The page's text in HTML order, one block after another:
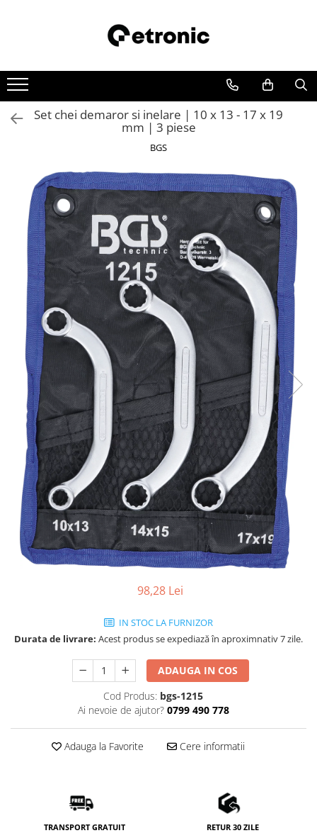
Set chei demaror si inelare | 10 x 13 - 17 x 19
mm | 3 piese
BGS
98,28 Lei
IN STOC LA FURNIZOR
Durata de livrare: Acest produs se expediază în aproximnativ 7 zile.
ADAUGA IN COS
Cod Produs: bgs-1215
Ai nevoie de ajutor? 0799 490 778
Adauga la Favorite Cere informatii
TRANSPORT GRATUIT RETUR 30 ZILE